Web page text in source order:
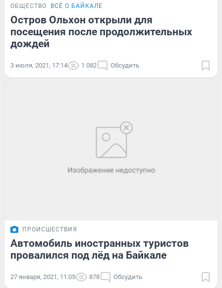
ОБЩЕСТВО ВСЁ О БАЙКАЛЕ
Остров Ольхон открыли для
посещения после продолжительных
дождей
3 июля, 2021, 17:14 1 082 Обсудить
ПРОИСШЕСТВИЯ
Автомобиль иностранных туристов
провалился под лёд на Байкале
27 января, 2021, 11:05 878 Обсудить